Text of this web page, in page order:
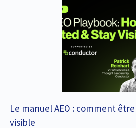
Le manuel AEO : comment
visible